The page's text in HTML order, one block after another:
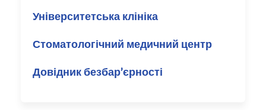
Університетська клініка
Стоматологічний медичний центр
Довідник безбар’єрності